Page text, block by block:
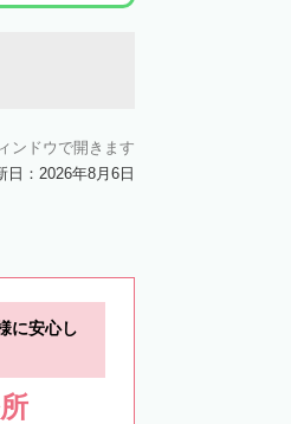
ンドウで開きます
日：2026年8月6日
に安心し